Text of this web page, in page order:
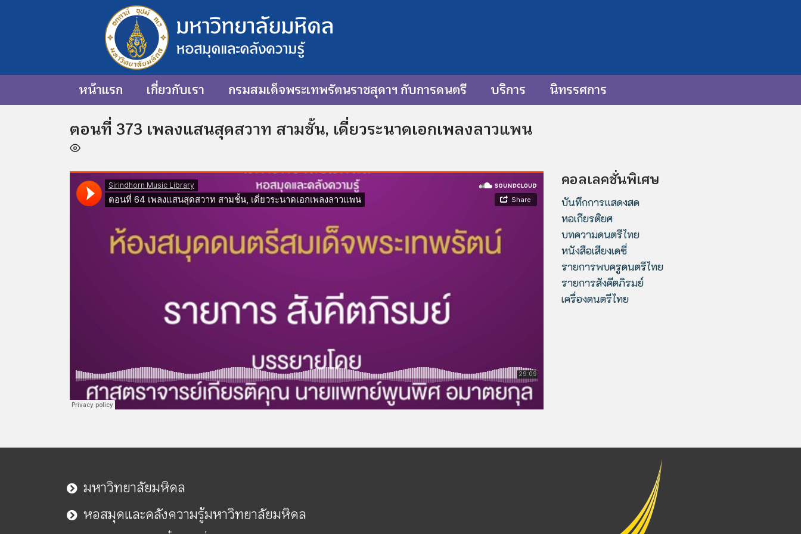
หน้าแรก เกี่ยวกับเรา กรมสมเด็จพระเทพรัตนราชสุดาฯ กับการดนตรี บริการ นิทรรศการ
ตอนที่ 373 เพลงแสนสุดสวาท สามชั้น, เดี่ยวระนาดเอกเพลงลาวแพน
คอลเลคชั่นพิเศษ
บันทึกการแสดงสด
หอเกียรติยศ
บทความดนตรีไทย
หนังสือเสียงเดซี่
รายการพบครูดนตรีไทย
รายการสังคีตภิรมย์
เครื่องดนตรีไทย
มหาวิทยาลัยมหิดล
หอสมุดและคลังความรู้มหาวิทยาลัยมหิดล